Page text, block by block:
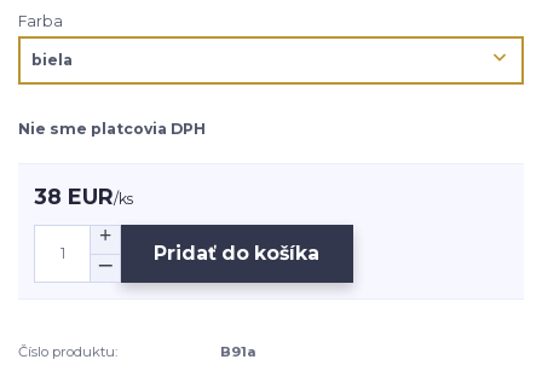
Farba
Nie sme platcovia DPH
38 EUR/ks
Pridať do košíka
Číslo produktu: B91a